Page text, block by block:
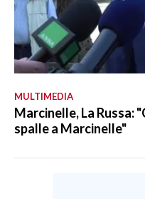
MULTIMEDIA
Marcinelle, La Russa:
spalle a Marcinelle"